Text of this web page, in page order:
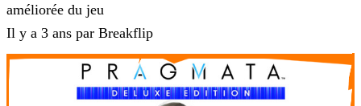
améliorée du jeu
Il y a 3 ans par Breakflip